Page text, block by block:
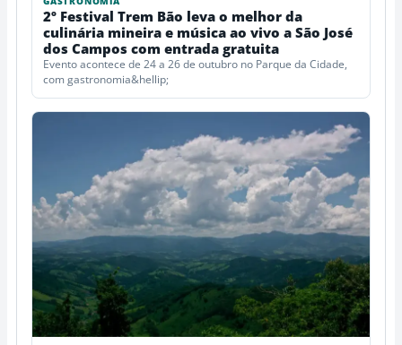
2º Festival Trem Bão leva o melhor da
culinária mineira e música ao vivo a São José
dos Campos com entrada gratuita
Evento acontece de 24 a 26 de outubro no Parque da Cidade,
com gastronomia&hellip;